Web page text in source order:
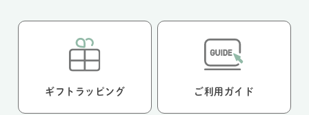
ギフトラッピング ご利用ガイド